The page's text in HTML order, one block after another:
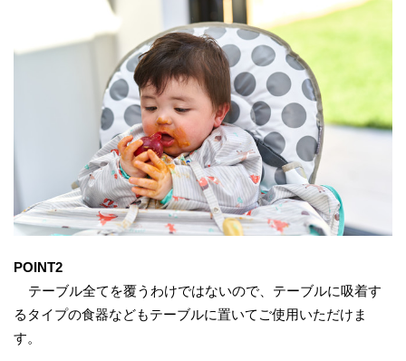
POINT2
テーブル全てを覆うわけではないので、テーブルに吸着す
るタイプの食器などもテーブルに置いてご使用いただけま
す。